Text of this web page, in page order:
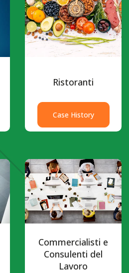
Ristoranti
Case History
Commercialisti e
Consulenti del
Lavoro